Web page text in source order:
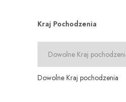
Kraj Pochodzenia
Dowolne Kraj pochodzenia